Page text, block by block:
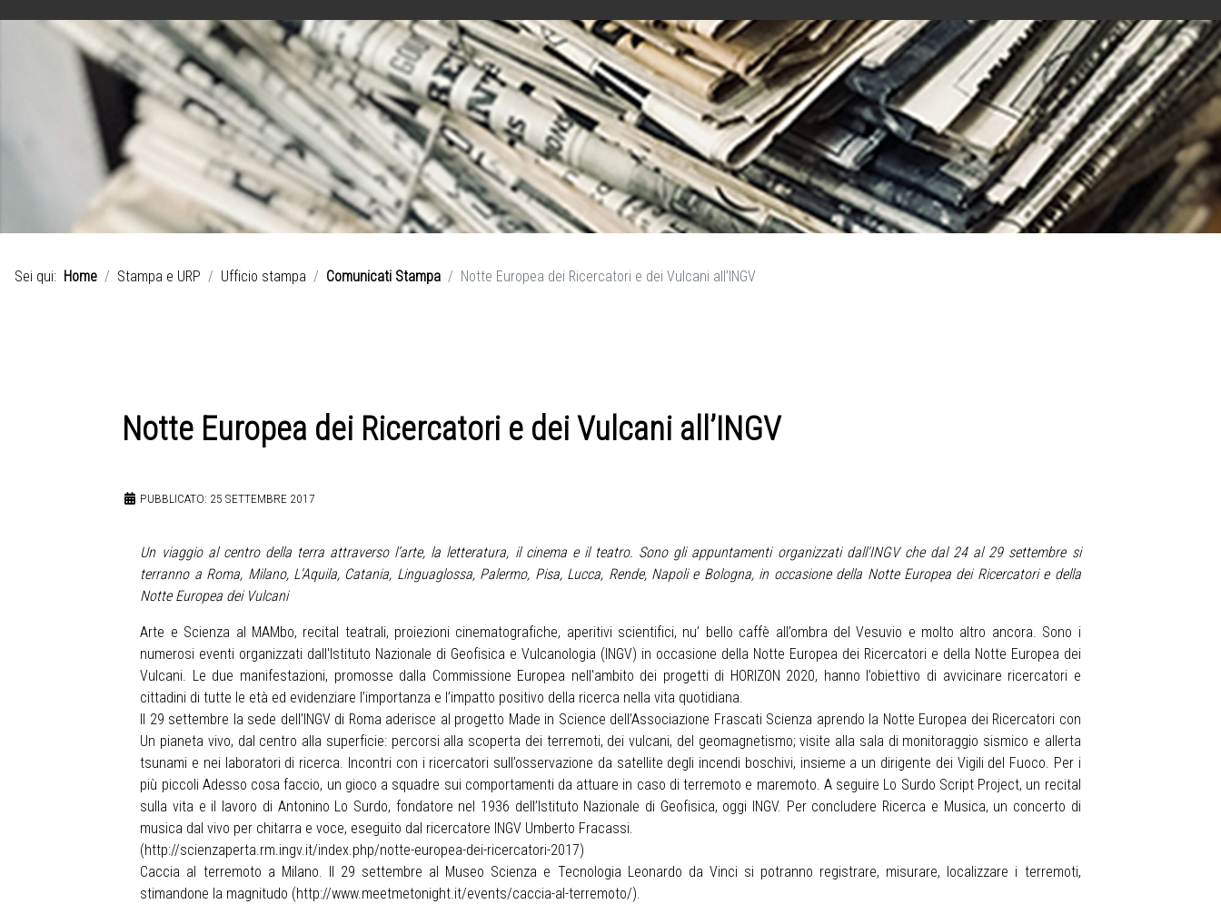
Sei qui: Home Stampa e URP Ufficio stampa Comunicati Stampa Notte Europea dei Ricercatori e dei Vulcani all’INGV
Notte Europea dei Ricercatori e dei Vulcani all’INGV
PUBBLICATO: 25 SETTEMBRE 2017
Un viaggio al centro della terra attraverso l’arte, la letteratura, il cinema e il teatro. Sono gli appuntamenti organizzati dall'INGV che dal 24 al 29 settembre si
terranno a Roma, Milano, L'Aquila, Catania, Linguaglossa, Palermo, Pisa, Lucca, Rende, Napoli e Bologna, in occasione della Notte Europea dei Ricercatori e della
Notte Europea dei Vulcani
Arte e Scienza al MAMbo, recital teatrali, proiezioni cinematografiche, aperitivi scientifici, nu’ bello caffè all’ombra del Vesuvio e molto altro ancora. Sono i
numerosi eventi organizzati dall'Istituto Nazionale di Geofisica e Vulcanologia (INGV) in occasione della Notte Europea dei Ricercatori e della Notte Europea dei
Vulcani. Le due manifestazioni, promosse dalla Commissione Europea nell'ambito dei progetti di HORIZON 2020, hanno l’obiettivo di avvicinare ricercatori e
cittadini di tutte le età ed evidenziare l’importanza e l’impatto positivo della ricerca nella vita quotidiana.
Il 29 settembre la sede dell’INGV di Roma aderisce al progetto Made in Science dell’Associazione Frascati Scienza aprendo la Notte Europea dei Ricercatori con
Un pianeta vivo, dal centro alla superficie: percorsi alla scoperta dei terremoti, dei vulcani, del geomagnetismo; visite alla sala di monitoraggio sismico e allerta
tsunami e nei laboratori di ricerca. Incontri con i ricercatori sull’osservazione da satellite degli incendi boschivi, insieme a un dirigente dei Vigili del Fuoco. Per i
più piccoli Adesso cosa faccio, un gioco a squadre sui comportamenti da attuare in caso di terremoto e maremoto. A seguire Lo Surdo Script Project, un recital
sulla vita e il lavoro di Antonino Lo Surdo, fondatore nel 1936 dell’Istituto Nazionale di Geofisica, oggi INGV. Per concludere Ricerca e Musica, un concerto di
musica dal vivo per chitarra e voce, eseguito dal ricercatore INGV Umberto Fracassi.
(http://scienzaperta.rm.ingv.it/index.php/notte-europea-dei-ricercatori-2017)
Caccia al terremoto a Milano. Il 29 settembre al Museo Scienza e Tecnologia Leonardo da Vinci si potranno registrare, misurare, localizzare i terremoti,
stimandone la magnitudo (http://www.meetmetonight.it/events/caccia-al-terremoto/).